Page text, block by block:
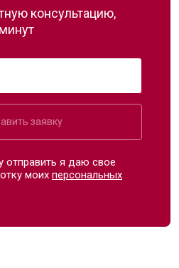
консультацию,
заявку
отправить я даю свое
моихперсональных